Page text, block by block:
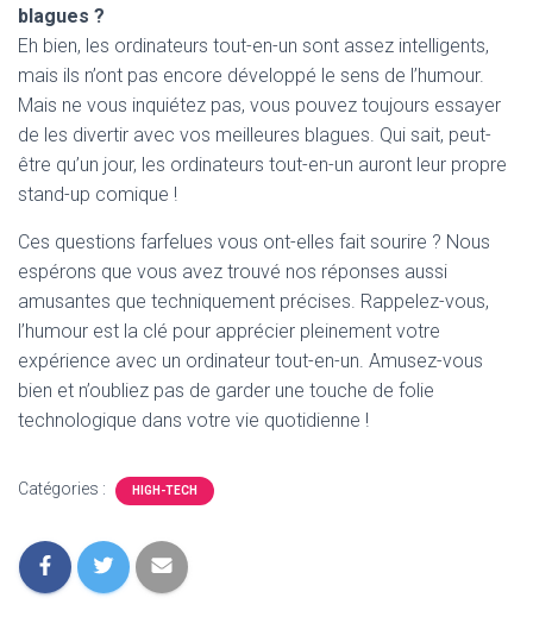
blagues ?
Eh bien, les ordinateurs tout-en-un sont assez intelligents,
mais ils n’ont pas encore développé le sens de l’humour.
Mais ne vous inquiétez pas, vous pouvez toujours essayer
de les divertir avec vos meilleures blagues. Qui sait, peut-
être qu’un jour, les ordinateurs tout-en-un auront leur propre
stand-up comique !
Ces questions farfelues vous ont-elles fait sourire ? Nous
espérons que vous avez trouvé nos réponses aussi
amusantes que techniquement précises. Rappelez-vous,
l’humour est la clé pour apprécier pleinement votre
expérience avec un ordinateur tout-en-un. Amusez-vous
bien et n’oubliez pas de garder une touche de folie
technologique dans votre vie quotidienne !
Catégories : HIGH-TECH